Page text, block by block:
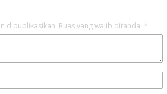
dipublikasikan. Ruas yang wajib ditandai *